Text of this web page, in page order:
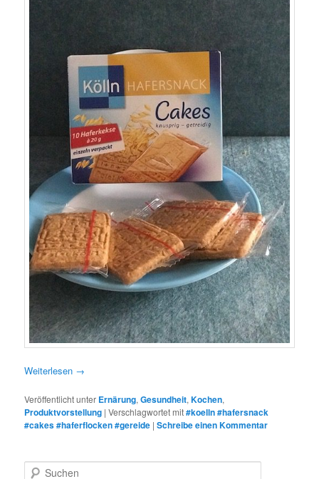
Weiterlesen →
Veröffentlicht unter Ernärung,Gesundheit,Kochen,
Produktvorstellung |Verschlagwortet mit#koelln #hafersnack
#cakes #haferflocken #gereide |Schreibe einen Kommentar